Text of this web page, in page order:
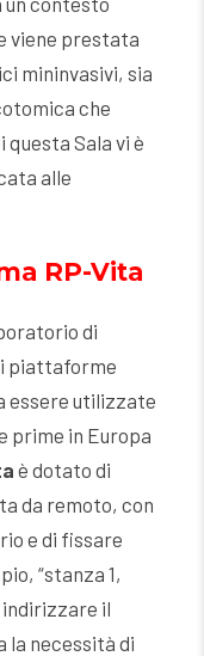
viene prestata
mininvasivi, sia
che
questa Sala vi è
alle
RP-Vita
di
piattaforme
essere utilizzate
prime in Europa
è dotato di
da remoto, con
e di fissare
“stanza 1,
indirizzare il
la necessità di